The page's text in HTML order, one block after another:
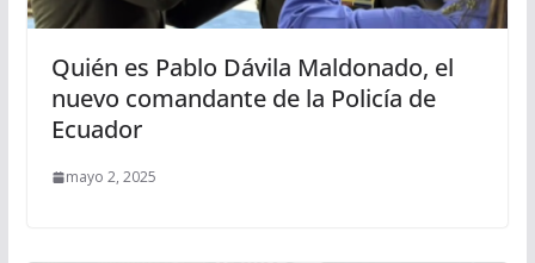
Quién es Pablo Dávila Maldonado, el
nuevo comandante de la Policía de
Ecuador
mayo 2, 2025